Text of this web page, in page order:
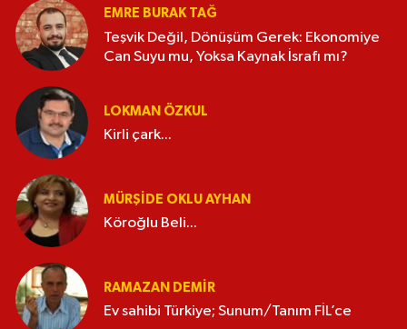
EMRE BURAK TAĞ
Teşvik Değil, Dönüşüm Gerek: Ekonomiye
Can Suyu mu, Yoksa Kaynak İsrafı mı?
LOKMAN ÖZKUL
Kirli çark...
MÜRŞIDE OKLU AYHAN
Köroğlu Beli...
RAMAZAN DEMİR
Ev sahibi Türkiye; Sunum/Tanım FİL’ce